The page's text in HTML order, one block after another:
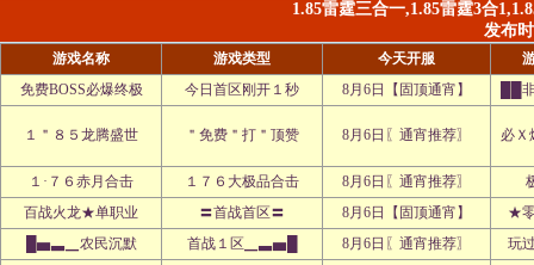
1.85雷霆三合一,1.85雷霆3合
发布
游戏名称 游戏类型 今天开服
免费BOSS必爆终极
今日首区刚开１秒 8月6日【固顶通宵】 ██
１＂８５龙腾盛世 ＂免费＂打＂顶赞 8月6日〖通宵推荐〗 必Ｘ
１·７６赤月合击 １７６大极品合击 8月6日〖通宵推荐〗
百战火龙★单职业
〓首战首区〓 8月6日【固顶通宵】
★
█▅▃▁农民沉默
首战１区▁▃▅█ 8月6日〖通宵推荐〗
玩